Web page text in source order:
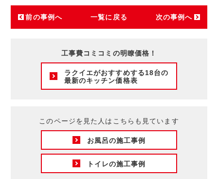
前の事例へ 一覧に戻る 次の事例へ
工事費コミコミの明瞭価格！
ラクイエがおすすめする18台の
最新のキッチン価格表
このページを見た人はこちらも見ています
お風呂の施工事例
トイレの施工事例